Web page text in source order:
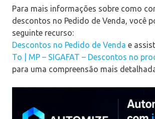
Para mais informações sobre como
descontos no Pedido de Venda, você
seguinte recurso:
Descontos no Pedido de Venda e
To | MP – SIGAFAT – Descontos no
para uma compreensão mais